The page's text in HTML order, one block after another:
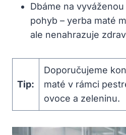
Dbáme na
pohyb – yerba maté
ale nenahrazuje
Tip:
Doporučujeme
maté v rámci
ovoce a zeleninu.